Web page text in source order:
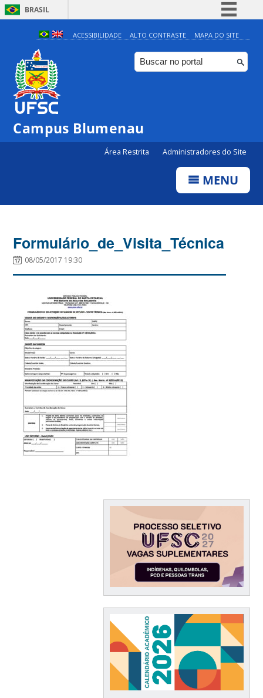
BRASIL
Simplifique!
Comunica BR
Participe
ACESSIBILIDADE ALTO CONTRASTE MAPA DO SITE
Campus Blumenau
Área Restrita Administradores do Site
MENU
Formulário_de_Visita_Técnica
08/05/2017 19:30